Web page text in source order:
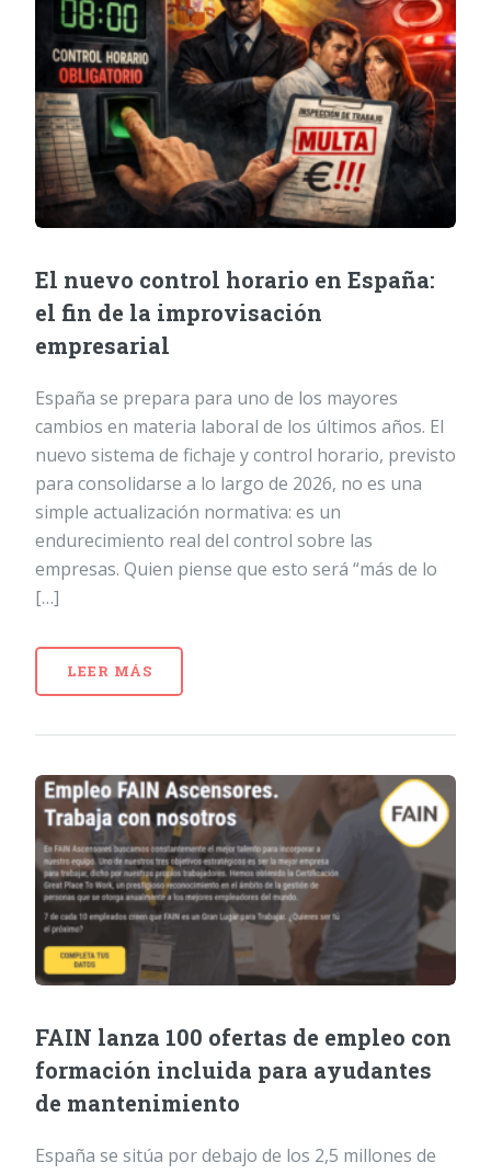
El nuevo control horario en España:
el fin de la improvisación
empresarial
España se prepara para uno de los mayores
cambios en materia laboral de los últimos años. El
nuevo sistema de fichaje y control horario, previsto
para consolidarse a lo largo de 2026, no es una
simple actualización normativa: es un
endurecimiento real del control sobre las
empresas. Quien piense que esto será “más de lo
[…]
LEER MÁS
FAIN lanza 100 ofertas de empleo con
formación incluida para ayudantes
de mantenimiento
España se sitúa por debajo de los 2,5 millones de